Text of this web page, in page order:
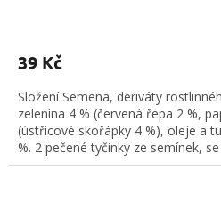
39 Kč
Složení Semena, deriváty
zelenina 4 % (červená řepa 2 %,
(ústřicové skořápky 4 %), oleje a
%. 2 pečené tyčinky ze semínek,
doplňkové krmivo pro andulky a